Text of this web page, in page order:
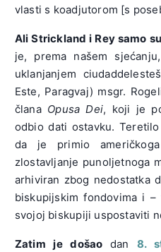
vlasti s koadjutorom [s
Ali Strickland i Rey samo
je, prema našem
uklanjanjem
Este, Paragvaj) msgr.
člana Opusa Dei, koji je
odbio dati ostavku.
da je primio
zlostavljanje punoljetnoga
arhiviran zbog nedostatka
biskupijskim fondovima i
svojoj biskupiji uspostaviti
Zatim je došao dan8.